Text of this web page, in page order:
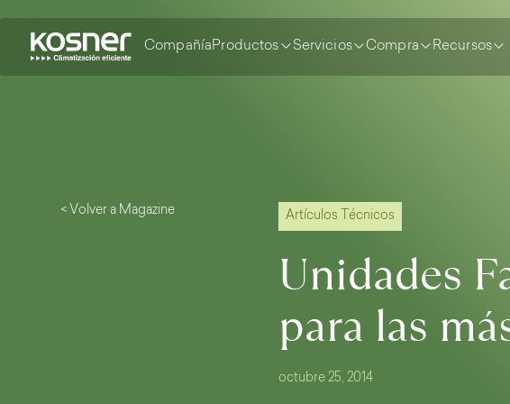
CompañíaProductos Servicios Compra Recursos
< Volver a Magazine Artículos Técnicos
Unidades
para las
octubre 25, 2014